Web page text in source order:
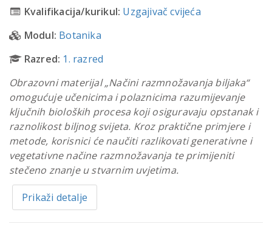
Kvalifikacija/kurikul: Uzgajivač cvijeća
Modul: Botanika
Razred: 1. razred
Obrazovni materijal „Načini razmnožavanja biljaka“
omogućuje učenicima i polaznicima razumijevanje
ključnih bioloških procesa koji osiguravaju opstanak i
raznolikost biljnog svijeta. Kroz praktične primjere i
metode, korisnici će naučiti razlikovati generativne i
vegetativne načine razmnožavanja te primijeniti
stečeno znanje u stvarnim uvjetima.
Prikaži detalje